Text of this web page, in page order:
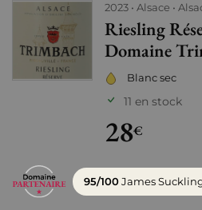
2023 Alsace
Riesling
Domaine
Blanc sec
11 en stock
28€
95/100James